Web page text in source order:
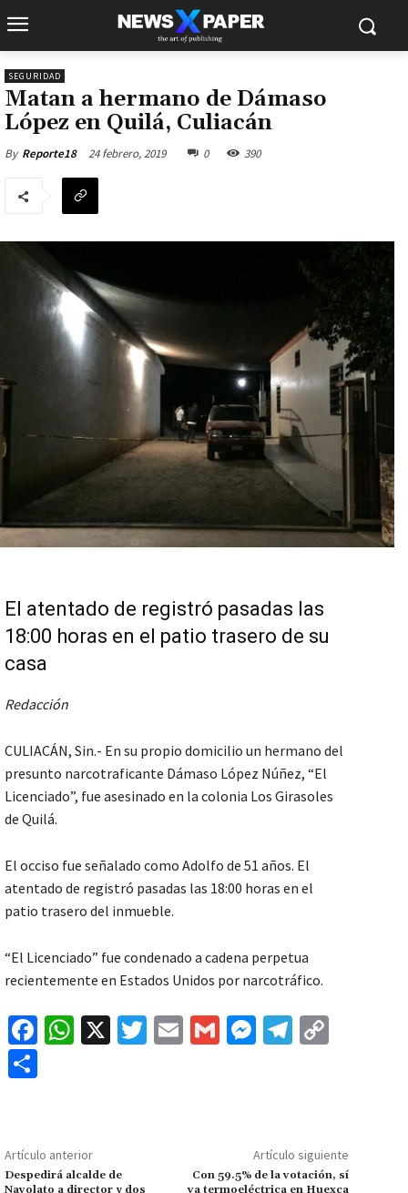
SEGURIDAD
Matan a hermano de Dámaso
López en Quilá, Culiacán
By Reporte18 24 febrero, 2019 0 390
El atentado de registró pasadas las
18:00 horas en el patio trasero de su
casa
Redacción
CULIACÁN, Sin.- En su propio domicilio un hermano del
presunto narcotraficante Dámaso López Núñez, “El
Licenciado”, fue asesinado en la colonia Los Girasoles
de Quilá.
El occiso fue señalado como Adolfo de 51 años. El
atentado de registró pasadas las 18:00 horas en el
patio trasero del inmueble.
“El Licenciado” fue condenado a cadena perpetua
recientemente en Estados Unidos por narcotráfico.
Fa
o
k
W
p
p
X
T
E
G
M
ge
r
Te
m Li
n
p
ar
Artículo anterior
Despedirá alcalde de
Navolato a director y dos
Artículo siguiente
Con 59.5% de la votación, sí
va termoeléctrica en Huexca